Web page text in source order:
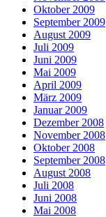
Oktober 2009
September 2009
August 2009
Juli 2009
Juni 2009
Mai 2009
April 2009
März 2009
Januar 2009
Dezember 2008
November 2008
Oktober 2008
September 2008
August 2008
Juli 2008
Juni 2008
Mai 2008